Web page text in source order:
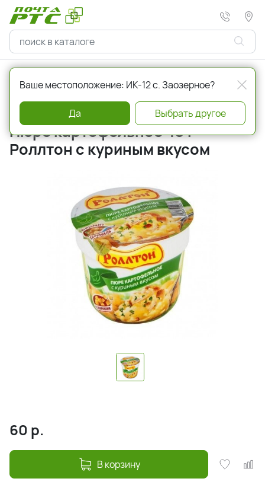
Главная Бакалея Продукты быстрого приготовления
Артикул a000625
Пюре картофельное 40 г
Роллтон с куриным вкусом
60 р.
В корзину
Ваше местоположение: ИК-12 с. Заозерное?
Да Выбрать другое